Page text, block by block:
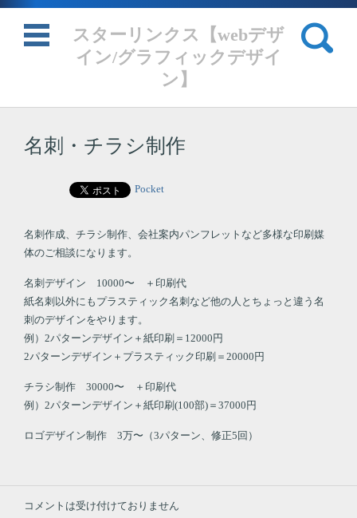
スターリンクス【webデザ
イン/グラフィックデザイ
ン】
検索:
コンテンツに移動
名刺・チラシ制作
Pocket
名刺作成、チラシ制作、会社案内パンフレットなど多様な印刷媒
体のご相談になります。
名刺デザイン 10000〜 ＋印刷代
紙名刺以外にもプラスティック名刺など他の人とちょっと違う名
刺のデザインをやります。
例）2パターンデザイン＋紙印刷＝12000円
2パターンデザイン＋プラスティック印刷＝20000円
チラシ制作 30000〜 ＋印刷代
例）2パターンデザイン＋紙印刷(100部)＝37000円
ロゴデザイン制作 3万〜（3パターン、修正5回）
コメントは受け付けておりません